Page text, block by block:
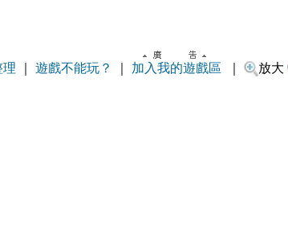
理 遊戲不能玩？ 加入我的遊戲區 放大